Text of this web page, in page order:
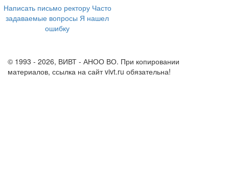
Написать письмо ректору Часто
задаваемые вопросы Я нашел
ошибку
© 1993 - 2026, ВИВТ - АНОО ВО. При копировании
материалов, ссылка на сайт vivt.ru обязательна!